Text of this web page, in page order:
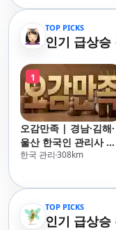
TOP PICKS
인기 급상승
1
오감만족 | 경남·김해·
울산 한국인 관리사 출
장마사지
한국 관리 308km
TOP PICKS
인기 급상승